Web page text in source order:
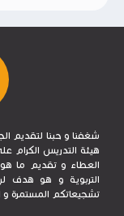
شغفنا و حبنا لتقديم
هيئة التدريس الكرام
العطاء و تقديم ما
التربوية و هو هدف
تشجيعاتكم المستمرة و